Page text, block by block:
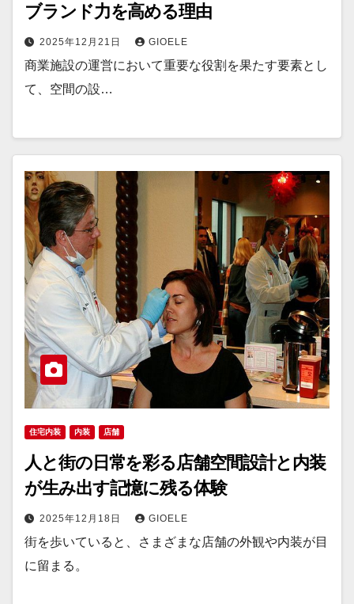
ブランド力を高める理由
2025年12月21日 GIOELE
商業施設の運営において重要な役割を果たす要素とし
て、空間の設…
住宅内装 内装 店舗
人と街の日常を彩る店舗空間設計と内装
が生み出す記憶に残る体験
2025年12月18日 GIOELE
街を歩いていると、さまざまな店舗の外観や内装が目
に留まる。